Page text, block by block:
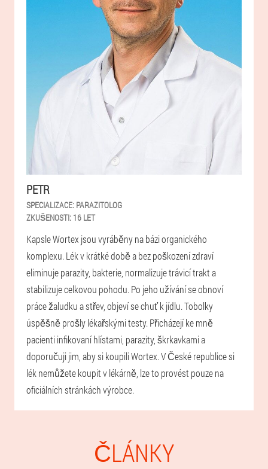
PETR
SPECIALIZACE: PARAZITOLOG
ZKUŠENOSTI: 16 LET
Kapsle Wortex jsou vyráběny na bázi organického
komplexu. Lék v krátké době a bez poškození zdraví
eliminuje parazity, bakterie, normalizuje trávicí trakt a
stabilizuje celkovou pohodu. Po jeho užívání se obnoví
práce žaludku a střev, objeví se chuť k jídlu. Tobolky
úspěšně prošly lékařskými testy. Přicházejí ke mně
pacienti infikovaní hlístami, parazity, škrkavkami a
doporučuji jim, aby si koupili Wortex. V České republice si
lék nemůžete koupit v lékárně, lze to provést pouze na
oficiálních stránkách výrobce.
ČLÁNKY